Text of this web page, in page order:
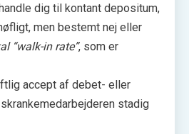
dig til kontant depositum,
men bestemt nej eller
“walk-in rate”, som er
accept af debet- eller
stadig